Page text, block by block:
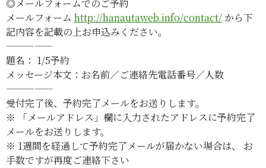
◎メールフォームでのご予約
メールフォーム http://hanautaweb.info/contact/ から下
記内容を記載の上お申込みください。
—————
題名： 1/5予約
メッセージ本文：お名前／ご連絡先電話番号／人数
—————
受付完了後、予約完了メールをお送りします。
※ 「メールアドレス」欄に入力されたアドレスに予約完了
メールをお送りします。
※ 1週間を経過して予約完了メールが届かない場合は、 お
手数ですが再度ご連絡下さい